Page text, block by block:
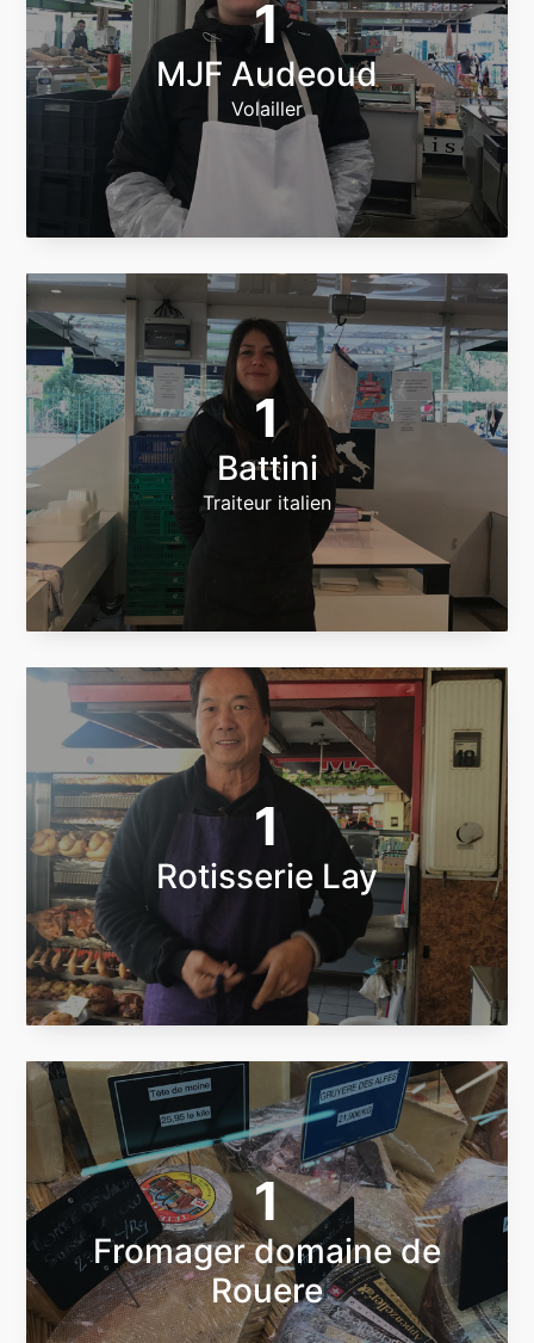
1
MJF Audeoud
Volailler
1
Battini
Traiteur italien
1
Rotisserie Lay
1
Fromager domaine de
Rouere